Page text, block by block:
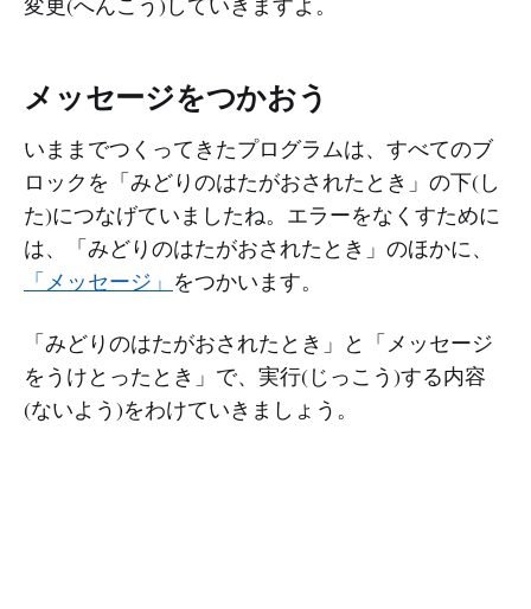
メッセージをつかおう
いままでつくってきたプログラムは、すべてのブ
ロックを「みどりのはたがおされたとき」の下(し
た)につなげていましたね。エラーをなくすために
は、「みどりのはたがおされたとき」のほかに、
「メッセージ」 をつかいます。
「みどりのはたがおされたとき」と「メッセージ
をうけとったとき」で、実行(じっこう)する内容
(ないよう)をわけていきましょう。